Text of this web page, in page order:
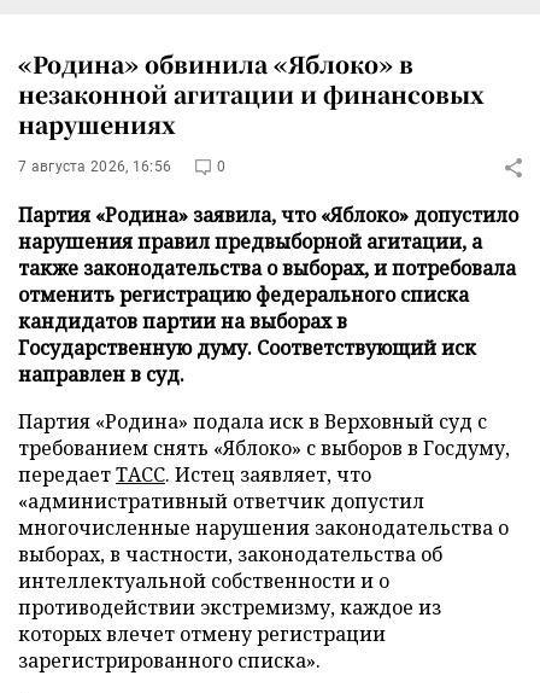
«Родина» обвинила «Яблоко» в
незаконной агитации и финансовых
нарушениях
7 августа 2026, 16:56 0
Партия «Родина» заявила, что «Яблоко» допустило
нарушения правил предвыборной агитации, а
также законодательства о выборах, и потребовала
отменить регистрацию федерального списка
кандидатов партии на выборах в
Государственную думу. Соответствующий иск
направлен в суд.
Партия «Родина» подала иск в Верховный суд с
требованием снять «Яблоко» с выборов в Госдуму,
передаетТАСС. Истец заявляет, что
«административный ответчик допустил
многочисленные нарушения законодательства о
выборах, в частности, законодательства об
интеллектуальной собственности и о
противодействии экстремизму, каждое из
которых влечет отмену регистрации
зарегистрированного списка».